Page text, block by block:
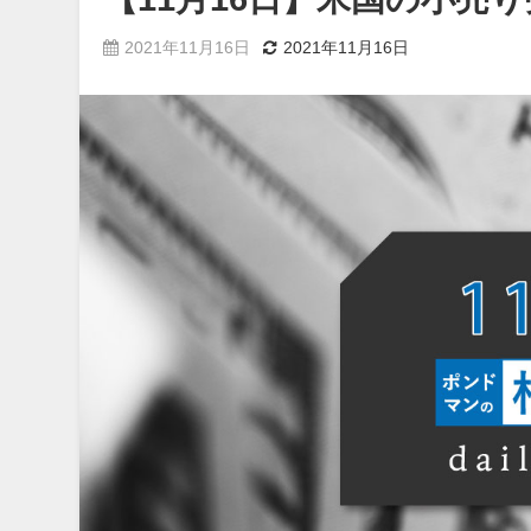
2021年11月16日 2021年11月16日